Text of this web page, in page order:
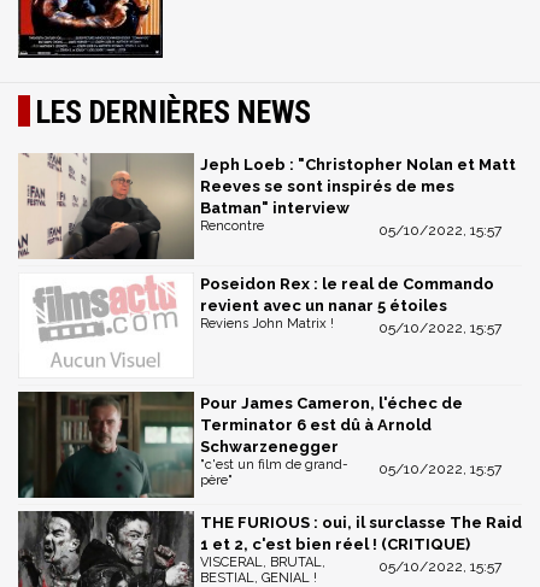
LES DERNIÈRES NEWS
Jeph Loeb : "Christopher Nolan et Matt
Reeves se sont inspirés de mes
Batman" interview
05/10/2022, 15:57
Rencontre
Poseidon Rex : le real de Commando
revient avec un nanar 5 étoiles
05/10/2022, 15:57
Reviens John Matrix !
Pour James Cameron, l'échec de
Terminator 6 est dû à Arnold
Schwarzenegger
05/10/2022, 15:57
"c'est un film de grand-
père"
THE FURIOUS : oui, il surclasse The Raid
1 et 2, c'est bien réel ! (CRITIQUE)
05/10/2022, 15:57
VISCERAL, BRUTAL,
BESTIAL, GENIAL !